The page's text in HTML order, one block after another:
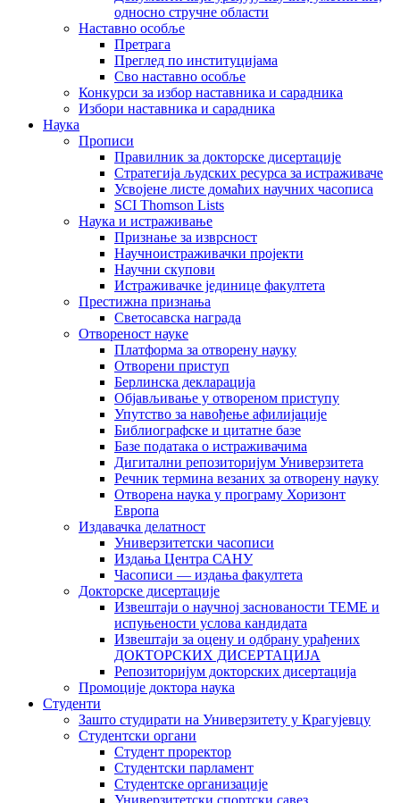
односно стручне области
Наставно особље
Претрага
Преглед по институцијама
Сво наставно особље
Конкурси за избор наставника и сарадника
Избори наставника и сарадника
Наука
Прописи
Правилник за докторске дисертације
Стратегија људских ресурса за истраживаче
Усвојене листе домаћих научних часописа
SCI Thomson Lists
Наука и истраживање
Признање за изврсност
Научноистраживачки пројекти
Научни скупови
Истраживачке јединице факултета
Престижна признања
Светосавска награда
Отвореност науке
Платформа за отворену науку
Отворени приступ
Берлинска декларација
Објављивање у отвореном приступу
Упутство за навођење афилијације
Библиографске и цитатне базе
Базе података о истраживачима
Дигитални репозиторијум Универзитета
Рeчник термина везаних за отворену науку
Отворена наука у програму Хоризонт
Европа
Издавачка делатност
Универзитетски часописи
Издања Центра САНУ
Часописи — издања факултета
Докторске дисертације
Извештаји о научној заснованости ТЕМЕ и
испуњености услова кандидата
Извештаји за оцену и одбрану урађених
ДОКТОРСКИХ ДИСЕРТАЦИЈА
Репозиторијум докторских дисертација
Промоције доктора наука
Студенти
Зашто студирати на Универзитету у Крагујевцу
Студентски органи
Студент проректор
Студентски парламент
Студентске организације
Универзитетски спортски савез